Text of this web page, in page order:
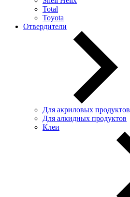
Total
Toyota
Отвердители
Для акриловых продуктов
Для алкидных продуктов
Клеи